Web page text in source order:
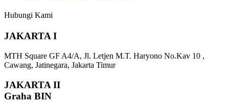
Hubungi Kami
JAKARTA I
MTH Square GF A4/A, Jl. Letjen M.T. Haryono No.Kav 10 ,
Cawang, Jatinegara, Jakarta Timur
JAKARTA II
Graha BIN